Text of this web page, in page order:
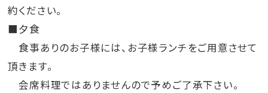
約ください。
■夕食
食事ありのお子様には、お子様ランチをご用意させて
頂きます。
会席料理ではありませんので予めご了承下さい。